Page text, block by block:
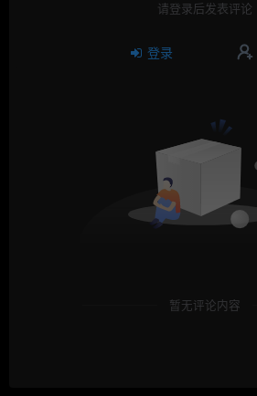
请登录后发表评论
登录
暂无评论内容